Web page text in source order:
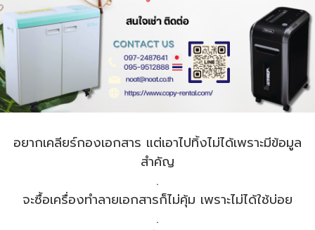
อยากเคลียร์กองเอกสาร แต่เอาไปทิ้งไม่ได้เพราะมีข้อมูล
สำคัญ
.
จะซื้อเครื่องทำลายเอกสารก็ไม่คุ้ม เพราะไม่ได้ใช้บ่อย
.